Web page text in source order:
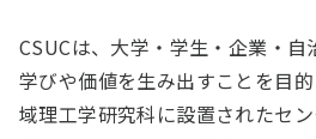
CSUCは、大学・学生・企業・自
学びや価値を生み出すことを目
域理工学研究科に設置されたセン